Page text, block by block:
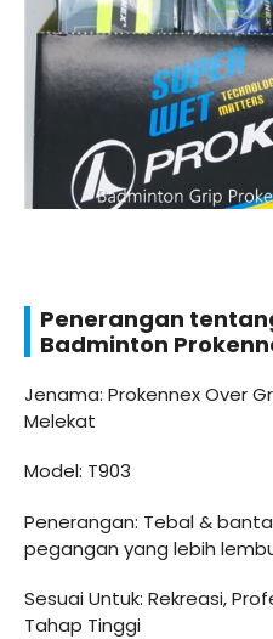
Penerangan
Badminton
Jenama: Prokennex Over
Melekat
Model: T903
Penerangan: Tebal &
pegangan yang lebih
Sesuai Untuk: Rekreasi,
Tahap Tinggi